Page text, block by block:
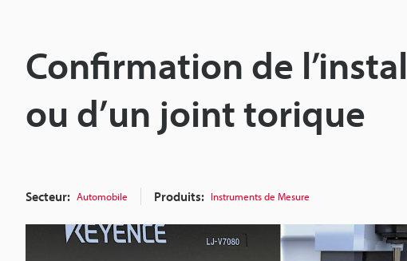
Confirmation de
ou d’un joint torique
Secteur: Automobile Produits: Instruments de Mesure